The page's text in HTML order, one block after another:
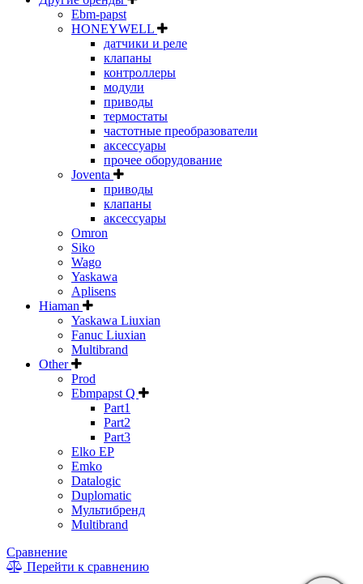
Ebm-papst
HONEYWELL
датчики и реле
клапаны
контроллеры
модули
приводы
термостаты
частотные преобразователи
аксессуары
прочее оборудование
Joventa
приводы
клапаны
аксессуары
Omron
Siko
Wago
Yaskawa
Aplisens
Hiaman
Yaskawa Liuxian
Fanuc Liuxian
Multibrand
Other
Prod
Ebmpapst Q
Part1
Part2
Part3
Elko EP
Emko
Datalogic
Duplomatic
Мультибренд
Multibrand
Сравнение
Перейти к сравнению